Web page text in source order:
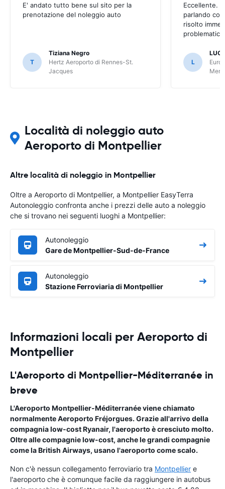
E' andato tutto bene sul sito per la
prenotazione del noleggio auto
T
Tiziana Negro
Hertz Aeroporto di Rennes-St.
Jacques
Eccellente.
parlando
risolto
L
Località di noleggio auto
Aeroporto di Montpellier
Altre località di noleggio in Montpellier
Oltre a Aeroporto di Montpellier, a Montpellier EasyTerra
Autonoleggio confronta anche i prezzi delle auto a noleggio
che si trovano nei seguenti luoghi a Montpellier:
Autonoleggio
Gare de Montpellier-Sud-de-France
Autonoleggio
Stazione Ferroviaria di Montpellier
Informazioni locali per Aeroporto di
Montpellier
L'Aeroporto di Montpellier-Méditerranée in
breve
L'Aeroporto Montpellier-Méditerranéeviene chiamato
normalmente Aeroporto Fréjorgues. Grazie all'arrivo della
compagnia low-cost Ryanair, l'aeroporto è cresciuto molto.
Oltre alle compagnie low-cost, anche le grandi compagnie
come la British Airways, usano l'aeroporto come scalo.
Non c'è nessun collegamento ferroviario tra Montpellier e
l'aeroporto che è comunque facile da raggiungere in autobus